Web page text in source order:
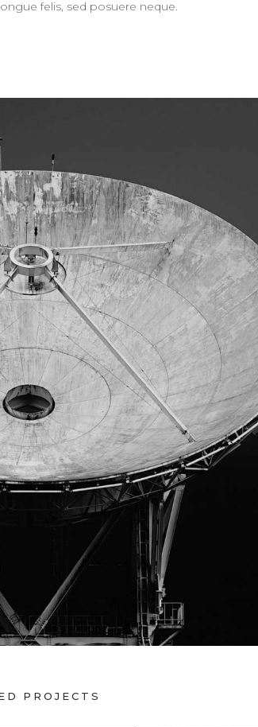
felis, sed posuere neque.
PROJECTS